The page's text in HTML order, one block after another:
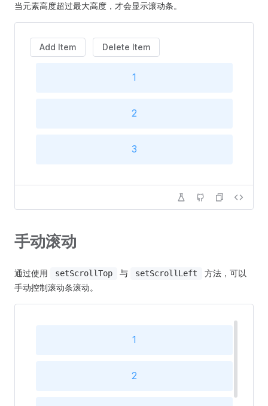
15
16
17
18
19
当元素高度超过最大高度，才会显示滚动条。
Add Item Delete Item
1
2
3
手动滚动
通过使用 setScrollTop 与 setScrollLeft
方法，可以
手动控制滚动条滚动。
1
2